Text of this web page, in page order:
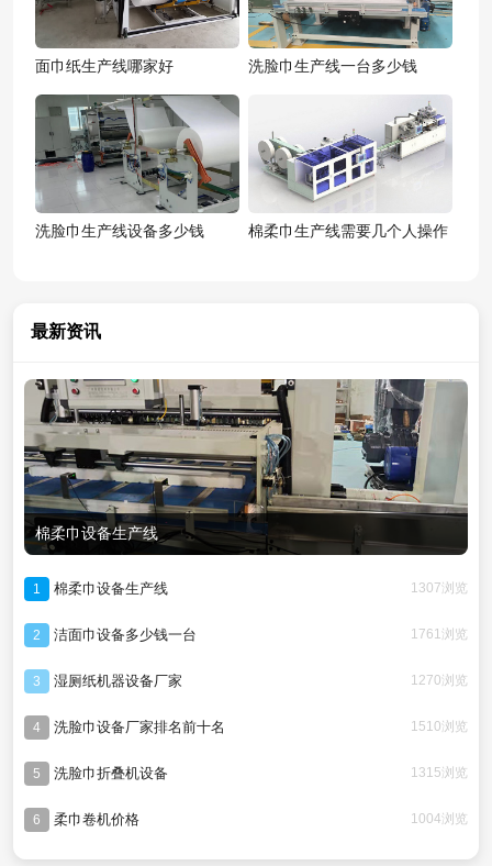
面巾纸生产线哪家好 洗脸巾生产线一台多少钱
洗脸巾生产线设备多少钱 棉柔巾生产线需要几个人操作
最新资讯
棉柔巾设备生产线
1 棉柔巾设备生产线 1307浏览
2 洁面巾设备多少钱一台 1761浏览
3 湿厕纸机器设备厂家 1270浏览
4 洗脸巾设备厂家排名前十名 1510浏览
5 洗脸巾折叠机设备 1315浏览
6 柔巾卷机价格 1004浏览